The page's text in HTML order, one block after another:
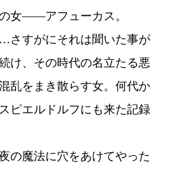
女――アフューカス。
すがにそれは聞いた事が
け、その時代の名立たる悪
乱をまき散らす女。何代か
ピエルドルフにも来た記録
の魔法に穴をあけてやった